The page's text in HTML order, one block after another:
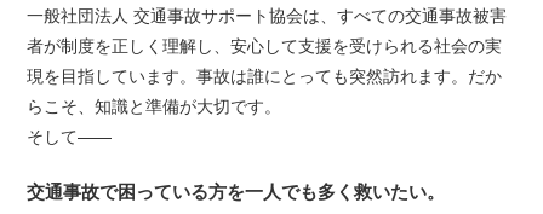
一般社団法人 交通事故サポート協会は、すべての交通事故被害
者が制度を正しく理解し、安心して支援を受けられる社会の実
現を目指しています。事故は誰にとっても突然訪れます。だか
らこそ、知識と準備が大切です。
そして——
交通事故で困っている方を一人でも多く救いたい。